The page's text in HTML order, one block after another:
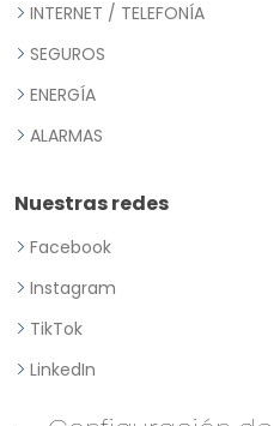
INTERNET / TELEFONÍA
SEGUROS
ENERGÍA
ALARMAS
Nuestras redes
Facebook
Instagram
TikTok
LinkedIn